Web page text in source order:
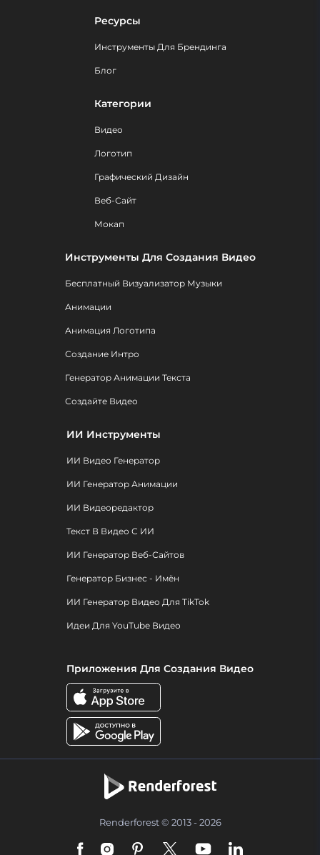
Ресурсы
Инструменты Для Брендинга
Блог
Категории
Видео
Логотип
Графический Дизайн
Веб-Сайт
Мокап
Инструменты Для Создания Видео
Бесплатный Визуализатор Музыки
Анимации
Анимация Логотипа
Создание Интро
Генератор Анимации Текста
Создайте Видео
ИИ Инструменты
ИИ Видео Генератор
ИИ Генератор Анимации
ИИ Видеоредактор
Текст В Видео С ИИ
ИИ Генератор Веб-Сайтов
Генератор Бизнес - Имён
ИИ Генератор Видео Для TikTok
Идеи Для YouTube Видео
Приложения Для Создания Видео
Renderforest © 2013 - 2026